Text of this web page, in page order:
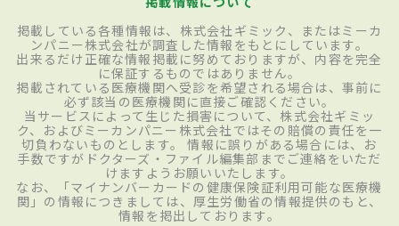
掲載している各種情報は、株式会社ギミック、またはミーカ
ンパニー株式会社が調査した情報をもとにしています。
出来るだけ正確な情報掲載に努めておりますが、内容を完全
に保証するものではありません。
掲載されている医療機関へ受診を希望される場合は、事前に
必ず該当の医療機関に直接ご確認ください。
当サービスによって生じた損害について、株式会社ギミッ
ク、およびミーカンパニー株式会社ではその賠償の責任を一
切負わないものとします。 情報に誤りがある場合には、お
手数ですがドクターズ・ファイル編集部までご連絡をいただ
けますようお願いいたします。
なお、「マイナンバーカードの健康保険証利用可能な医療機
関」の情報につきましては、厚生労働省の情報提供のもと、
情報を掲出しております。